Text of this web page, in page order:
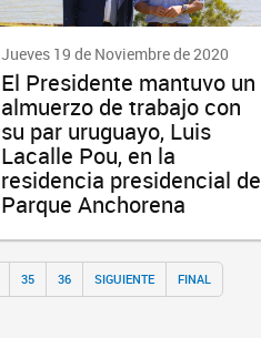
Jueves 19 de Noviembre de 2020
El Presidente mantuvo un
almuerzo de trabajo con
su par uruguayo, Luis
Lacalle Pou, en la
residencia presidencial de
Parque Anchorena
35 36 SIGUIENTE FINAL